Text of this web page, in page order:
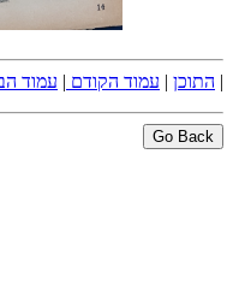
| התוכן | עמוד הקודם | עמוד
Go Back